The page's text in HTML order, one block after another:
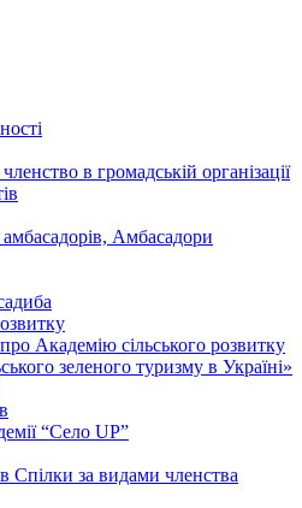
в громадській організації
Амбасадори
cільського розвитку
зеленого туризму в Україні»
“Село UP”
Спілки за видами членства